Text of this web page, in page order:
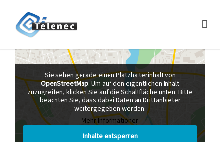
Sie sehen gerade einen Platzhalterinhalt von
OpenStreetMap. Um auf den eigentlichen Inhalt
zuzugreifen, klicken Sie auf die Schaltfläche unten. Bitte
beachten Sie, dass dabei Daten an Drittanbieter
weitergegeben werden.
Mehr Informationen
Inhalte entsperren